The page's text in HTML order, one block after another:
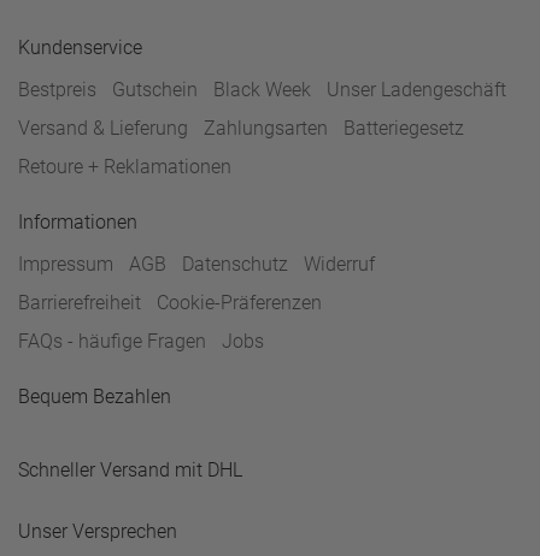
Kundenservice
Bestpreis
Gutschein Black Week
Unser Ladengeschäft
Versand & Lieferung
Zahlungsarten
Batteriegesetz
Retoure + Reklamationen
Informationen
Impressum
AGB Datenschutz
Widerruf
Barrierefreiheit
Cookie-Präferenzen
FAQs - häufige Fragen
Jobs
Bequem Bezahlen
Schneller Versand mit DHL
Unser Versprechen